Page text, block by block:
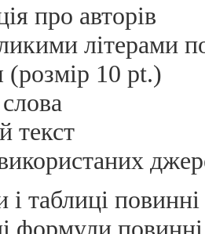
про авторів
літерами
(розмір 10 pt.)
текст
і таблиці